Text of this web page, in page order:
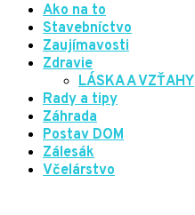
Ako na to
Stavebníctvo
Zaujímavosti
Zdravie
LÁSKA A VZŤAHY
Rady a tipy
Záhrada
Postav DOM
Zálesák
Včelárstvo